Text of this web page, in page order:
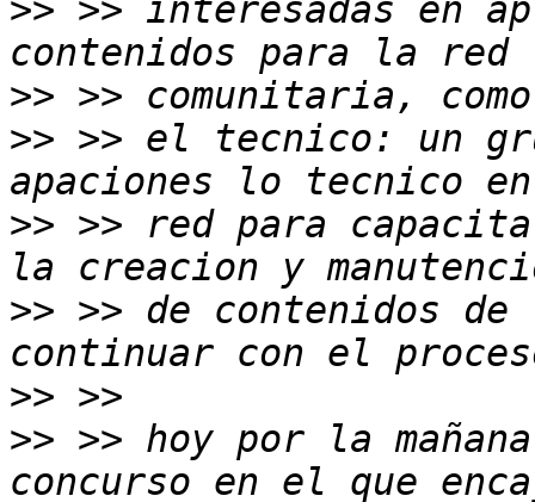
>> >> interesadas en
>>
>> >> el tecnico: un
>> >> red para
>> >> de contenidos
>>
>> >> hoy por la